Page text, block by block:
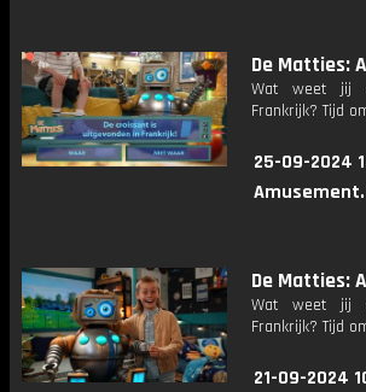
De Matties:
Wat weet jij
Frankrijk? Tijd
25-09-2024
De Matties:
Wat weet jij
Frankrijk? Tijd
21-09-2024